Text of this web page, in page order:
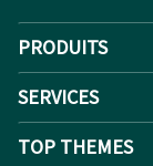
PRODUITS
SERVICES
TOP THEMES